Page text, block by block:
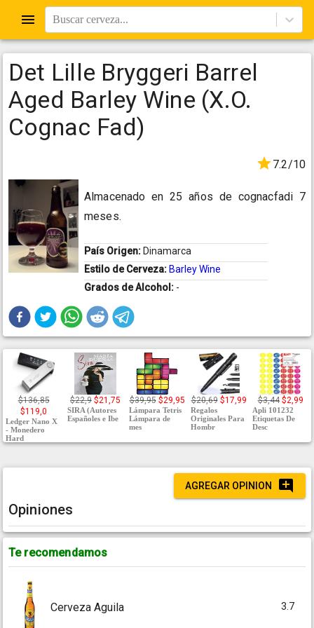
Buscar cerveza...
Det Lille Bryggeri Barrel
Aged Barley Wine (X.O.
Cognac Fad)
7.2/10
Almacenado en 25 años de cognacfadi 7
meses.
País Origen: Dinamarca
Estilo de Cerveza: Barley Wine
Grados de Alcohol: -
$136,85
$119,0
Ledger Nano X
- Monedero
Hard
$22,9 $21,75
SIRA (Autores
Españoles e Ibe
$39,95 $29,95
Lámpara Tetris
Lámpara de
mes
$20,69 $17,99
Regalos
Originales Para
Hombr
$3,44 $2,99
Apli 101232
Etiquetas De
Desc
AGREGAR OPINION
Opiniones
Te recomendamos
Cerveza Aguila 3.7